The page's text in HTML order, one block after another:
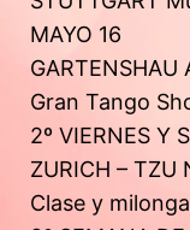
MAYO 16
GARTENSHAU
Gran Tango
2º VIERNES Y
ZURICH – TZU
Clase y milonga